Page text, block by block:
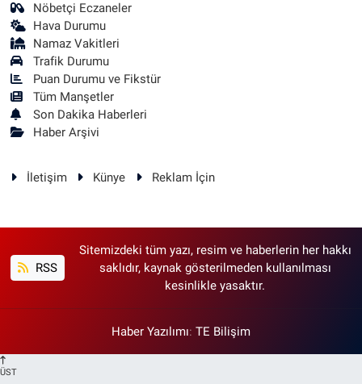
Nöbetçi Eczaneler
Hava Durumu
Namaz Vakitleri
Trafik Durumu
Puan Durumu ve Fikstür
Tüm Manşetler
Son Dakika Haberleri
Haber Arşivi
İletişim Künye Reklam İçin
RSS
Sitemizdeki tüm yazı, resim ve haberlerin her hakkı
saklıdır, kaynak gösterilmeden kullanılması
kesinlikle yasaktır.
Haber Yazılımı: TE Bilişim
ÜST